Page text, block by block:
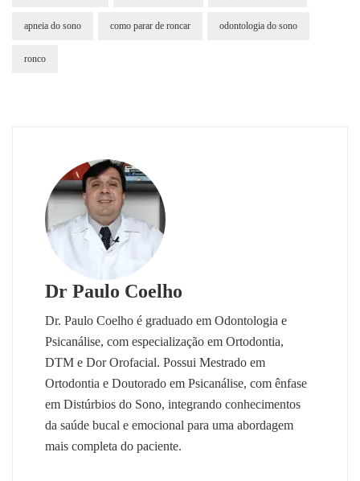
apneia do sono como parar de roncar odontologia do sono
ronco
Dr Paulo Coelho
Dr. Paulo Coelho é graduado em Odontologia e
Psicanálise, com especialização em Ortodontia,
DTM e Dor Orofacial. Possui Mestrado em
Ortodontia e Doutorado em Psicanálise, com ênfase
em Distúrbios do Sono, integrando conhecimentos
da saúde bucal e emocional para uma abordagem
mais completa do paciente.